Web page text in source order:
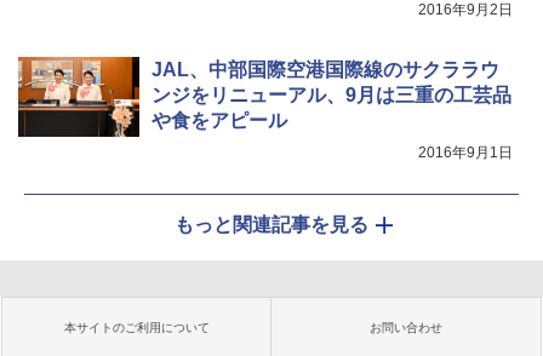
2016年9月2日
JAL、中部国際空港国際線のサクララウ
ンジをリニューアル、9月は三重の工芸品
や食をアピール
2016年9月1日
もっと関連記事を見る
本サイトのご利用について お問い合わせ